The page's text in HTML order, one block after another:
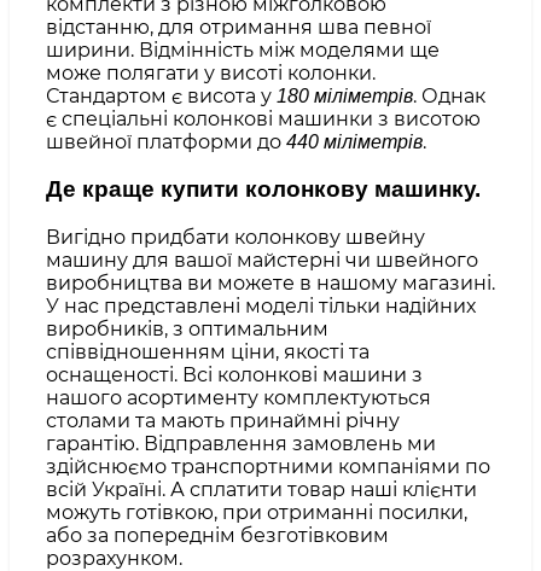
відстанню, для отримання шва певної
ширини. Відмінність між моделями ще
може полягати у висоті колонки.
Стандартом є висота у 180 міліметрів. Однак
є спеціальні колонкові машинки з висотою
швейної платформи до 440 міліметрів.
Де краще купити колонкову машинку.
Вигідно придбати колонкову швейну
машину для вашої майстерні чи швейного
виробництва ви можете в нашому магазині.
У нас представлені моделі тільки надійних
виробників, з оптимальним
співвідношенням ціни, якості та
оснащеності. Всі колонкові машини з
нашого асортименту комплектуються
столами та мають принаймні річну
гарантію. Відправлення замовлень ми
здійснюємо транспортними компаніями по
всій Україні. А сплатити товар наші клієнти
можуть готівкою, при отриманні посилки,
або за попереднім безготівковим
розрахунком.